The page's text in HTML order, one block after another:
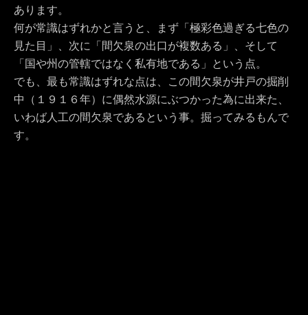
あります。
何が常識はずれかと言うと、まず「極彩色過ぎる七色の
見た目」、次に「間欠泉の出口が複数ある」、そして
「国や州の管轄ではなく私有地である」という点。
でも、最も常識はずれな点は、この間欠泉が井戸の掘削
中（１９１６年）に偶然水源にぶつかった為に出来た、
いわば人工の間欠泉であるという事。掘ってみるもんで
す。